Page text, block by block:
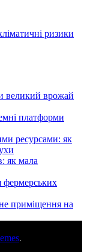
ризики
великий врожай
платформи
ресурсами: як
як мала
фермерських
приміщення на
.